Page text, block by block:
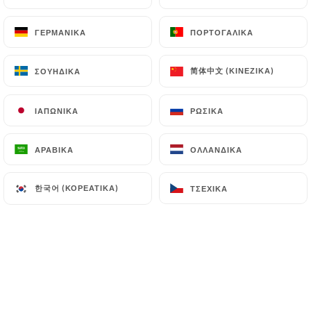
ΓΕΡΜΑΝΙΚΆ ΠΟΡΤΟΓΑΛΙΚΆ
ΣΟΥΗΔΙΚΆ 简体中文 (ΚΙΝΈΖΙΚΑ)
ΙΑΠΩΝΙΚΆ ΡΩΣΙΚΆ
ΑΡΑΒΙΚΆ ΟΛΛΑΝΔΙΚΆ
한국어 (ΚΟΡΕΆΤΙΚΑ) ΤΣΈΧΙΚΑ
Ronsard
Située en plein cœur du quartier latin, à
brasserie parisienne vous accueille à
ΓΕΡΜΑΝΙΚΆ ΠΟΡΤΟΓΑΛΙΚΆ
ΣΟΥΗΔΙΚΆ 简体中文 (ΚΙΝΈΖΙΚΑ)
ΙΑΠΩΝΙΚΆ ΡΩΣΙΚΆ
ΑΡΑΒΙΚΆ ΟΛΛΑΝΔΙΚΆ
한국어 (ΚΟΡΕΆΤΙΚΑ) ΤΣΈΧΙΚΑ